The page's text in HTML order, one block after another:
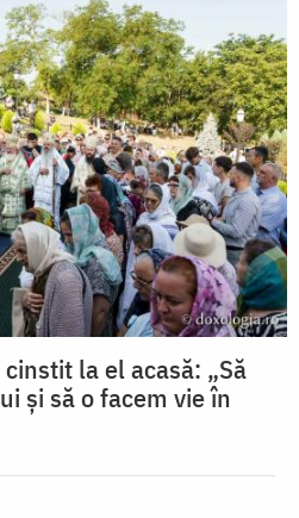
la el acasă: „Să
și să o facem vie în